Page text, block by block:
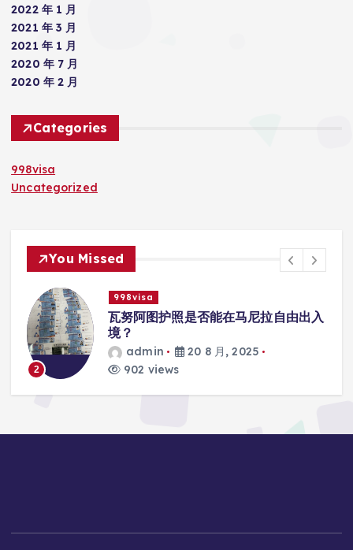
2022 年 1 月
2021 年 3 月
2021 年 1 月
2020 年 7 月
2020 年 2 月
Categories
998visa
Uncategorized
You Missed
3
998visa
瓦努阿图护照是否能在马尼拉使用国际
学校的注册？
admin
20 8 月, 2025
817 views